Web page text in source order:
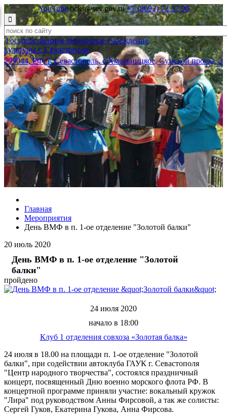
YouTube bcks@sev.gov.ru +7 (8692) 72 37 90

Государственное бюджетное учреждение
культуры г. Севастополя
299044, РФ, г. Севастополь, с.Хмельницкое, Сумской проезд, 3
Главная
Мероприятия
День ВМФ в п. 1-ое отделение "Золотой балки"
20 июль 2020
День ВМФ в п. 1-ое отделение "Золотой
балки"
пройдено
24 июля 2020
начало в 18:00
Клуб 1 отделения совхоза «Золотая балка»
24 июля в 18.00 на площади п. 1-ое отделение "Золотой
балки", при содействии автоклуба ГАУК г. Севастополя
"Центр народного творчества", состоялся праздничный
концерт, посвященный Дню военно морского флота РФ. В
концертной программе приняли участие: вокальный кружок
"Лира" под руководством Анны Фирсовой, а так же солисты:
Сергей Гуков, Екатерина Гукова, Анна Фирсова.